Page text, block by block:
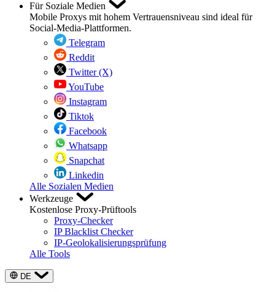
Für Soziale Medien
Mobile Proxys mit hohem Vertrauensniveau sind ideal für
Social-Media-Plattformen.
Telegram
Reddit
Twitter (X)
YouTube
Instagram
Tiktok
Facebook
Whatsapp
Snapchat
Linkedin
Alle Sozialen Medien
Werkzeuge
Kostenlose Proxy-Prüftools
Proxy-Checker
IP Blacklist Checker
IP-Geolokalisierungsprüfung
Alle Tools
DE